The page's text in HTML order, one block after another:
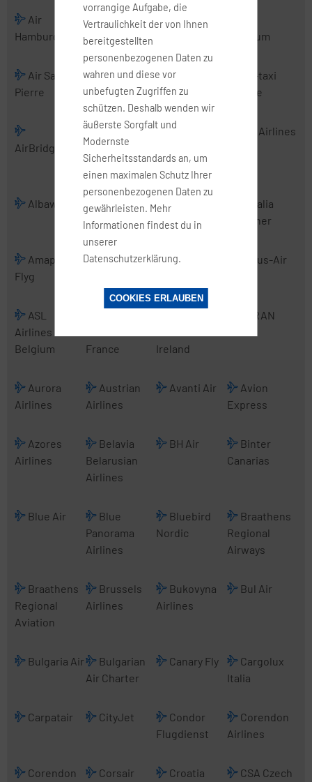
Air
Hamburg
Air Malta
Air
Nostrum
Air Saint-
Pierre
Air Serbia Air Urga
Air-taxi
europe
AirBridgeCargo
Airbus
Transport
International
AirExplore AIS Airlines
Albawings Alidaunia Alitalia
Alitalia
CityLiner
Amapola
Flyg
Anadolujet
Angara
Arcus-Air
ASL
Airlines
Belgium
France
Ireland
ATRAN
Aurora
Airlines
Austrian
Airlines
Avanti Air
Avion
Express
Azores
Airlines
Belavia
Belarusian
Airlines
BH Air
Binter
Canarias
Blue Air
Blue
Panorama
Airlines
Bluebird
Nordic
Braathens
Regional
Airways
Braathens
Regional
Aviation
Brussels
Airlines
Bukovyna
Airlines
Bul Air
Bulgaria Air
Bulgarian
Air Charter
Canary Fly
Cargolux
Italia
Carpatair CityJet
Condor
Flugdienst
Corendon
Airlines
Corendon
Corsair
Croatia
CSA Czech
vorrangige Aufgabe, die
Vertraulichkeit der von Ihnen
bereitgestellten
personenbezogenen Daten zu
wahren und diese vor
unbefugten Zugriffen zu
schützen. Deshalb wenden wir
äußerste Sorgfalt und
Modernste
Sicherheitsstandards an, um
einen maximalen Schutz Ihrer
personenbezogenen Daten zu
gewährleisten. Mehr
Informationen findest du in
unserer
Datenschutzerklärung.
COOKIES ERLAUBEN